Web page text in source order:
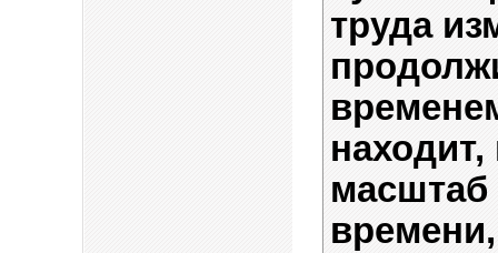
труда
масштаб